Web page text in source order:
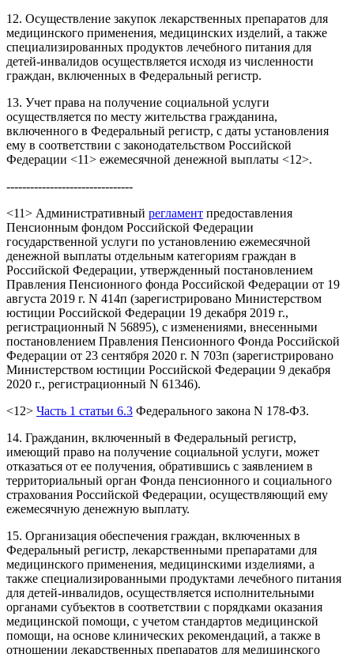
12. Осуществление закупок лекарственных препаратов для
медицинского применения, медицинских изделий, а также
специализированных продуктов лечебного питания для
детей-инвалидов осуществляется исходя из численности
граждан, включенных в Федеральный регистр.
13. Учет права на получение социальной услуги
осуществляется по месту жительства гражданина,
включенного в Федеральный регистр, с даты установления
ему в соответствии с законодательством Российской
Федерации <11> ежемесячной денежной выплаты <12>.
--------------------------------
<11> Административный регламент предоставления
Пенсионным фондом Российской Федерации
государственной услуги по установлению ежемесячной
денежной выплаты отдельным категориям граждан в
Российской Федерации, утвержденный постановлением
Правления Пенсионного фонда Российской Федерации от 19
августа 2019 г. N 414п (зарегистрировано Министерством
юстиции Российской Федерации 19 декабря 2019 г.,
регистрационный N 56895), с изменениями, внесенными
постановлением Правления Пенсионного Фонда Российской
Федерации от 23 сентября 2020 г. N 703п (зарегистрировано
Министерством юстиции Российской Федерации 9 декабря
2020 г., регистрационный N 61346).
<12> Часть 1 статьи 6.3 Федерального закона N 178-ФЗ.
14. Гражданин, включенный в Федеральный регистр,
имеющий право на получение социальной услуги, может
отказаться от ее получения, обратившись с заявлением в
территориальный орган Фонда пенсионного и социального
страхования Российской Федерации, осуществляющий ему
ежемесячную денежную выплату.
15. Организация обеспечения граждан, включенных в
Федеральный регистр, лекарственными препаратами для
медицинского применения, медицинскими изделиями, а
также специализированными продуктами лечебного питания
для детей-инвалидов, осуществляется исполнительными
органами субъектов в соответствии с порядками оказания
медицинской помощи, с учетом стандартов медицинской
помощи, на основе клинических рекомендаций, а также в
отношении лекарственных препаратов для медицинского